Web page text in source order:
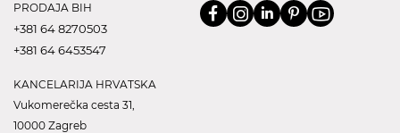
PRODAJA BIH
+381 64 8270503
+381 64 6453547
KANCELARIJA HRVATSKA
Vukomerečka cesta 31,
10000 Zagreb